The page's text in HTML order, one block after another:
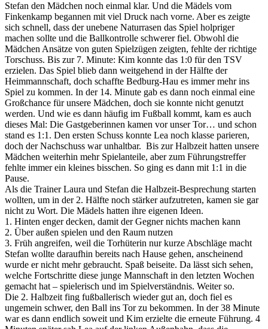
Stefan den Mädchen noch einmal klar. Und die Mädels vom
Finkenkamp begannen mit viel Druck nach vorne. Aber es zeigte
sich schnell, dass der unebene Naturrasen das Spiel holpriger
machen sollte und die Ballkontrolle schwerer fiel. Obwohl die
Mädchen Ansätze von guten Spielzügen zeigten, fehlte der richtige
Torschuss. Bis zur 7. Minute: Kim konnte das 1:0 für den TSV
erzielen. Das Spiel blieb dann weitgehend in der Hälfte der
Heimmannschaft, doch schaffte Bedburg-Hau es immer mehr ins
Spiel zu kommen. In der 14. Minute gab es dann noch einmal eine
Großchance für unsere Mädchen, doch sie konnte nicht genutzt
werden. Und wie es dann häufig im Fußball kommt, kam es auch
dieses Mal: Die Gastgeberinnen kamen vor unser Tor… und schon
stand es 1:1. Den ersten Schuss konnte Lea noch klasse parieren,
doch der Nachschuss war unhaltbar. Bis zur Halbzeit hatten unsere
Mädchen weiterhin mehr Spielanteile, aber zum Führungstreffer
fehlte immer ein kleines bisschen. So ging es dann mit 1:1 in die
Pause.
Als die Trainer Laura und Stefan die Halbzeit-Besprechung starten
wollten, um in der 2. Hälfte noch stärker aufzutreten, kamen sie gar
nicht zu Wort. Die Mädels hatten ihre eigenen Ideen.
1. Hinten enger decken, damit der Gegner nichts machen kann
2. Über außen spielen und den Raum nutzen
3. Früh angreifen, weil die Torhüterin nur kurze Abschläge macht
Stefan wollte daraufhin bereits nach Hause gehen, anscheinend
wurde er nicht mehr gebraucht. Spaß beiseite. Da lässt sich sehen,
welche Fortschritte diese junge Mannschaft in den letzten Wochen
gemacht hat – spielerisch und im Spielverständnis. Weiter so.
Die 2. Halbzeit fing fußballerisch wieder gut an, doch fiel es
ungemein schwer, den Ball ins Tor zu bekommen. In der 38 Minute
war es dann endlich soweit und Kim erzielte die erneute Führung. 4